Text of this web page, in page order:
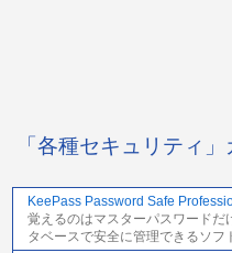
「各種セキュリティ
KeePass Password Safe
覚えるのはマスターパスワードだ
タベースで安全に管理できるソフ